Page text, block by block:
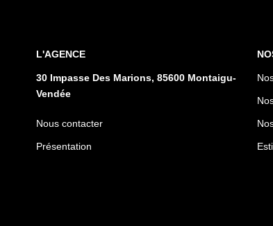
L'AGENCE
30 Impasse Des Marions, 85600 Montaigu-
Vendée
Nous contacter
Présentation